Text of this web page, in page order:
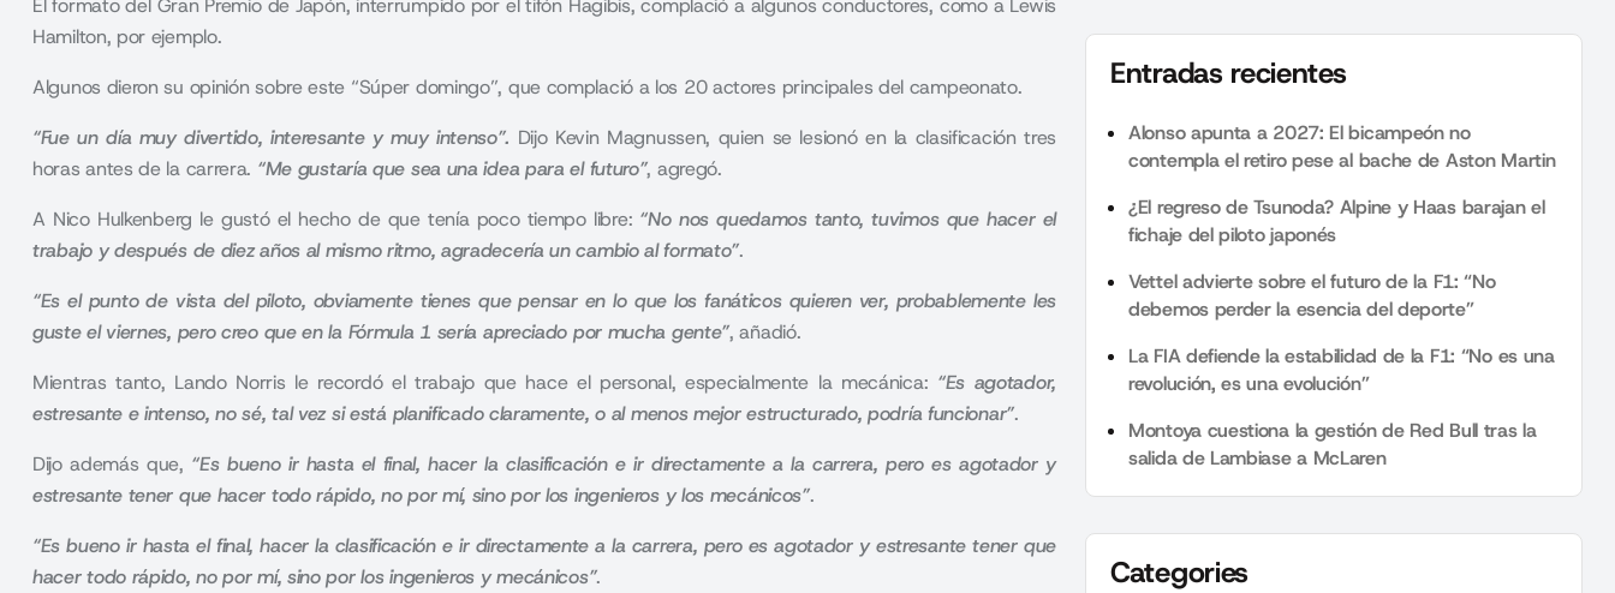
El formato del Gran Premio de Japón, interrumpido por el tifón Hagibis, complació a algunos conductores, como a Lewis
Hamilton, por ejemplo.
Algunos dieron su opinión sobre este “Súper domingo”, que complació a los 20 actores principales del campeonato.
“Fue un día muy divertido, interesante y muy intenso”. Dijo Kevin Magnussen, quien se lesionó en la clasificación tres
horas antes de la carrera. “Me gustaría que sea una idea para el futuro”, agregó.
A Nico Hulkenberg le gustó el hecho de que tenía poco tiempo libre: “No nos quedamos tanto, tuvimos que hacer el
trabajo y después de diez años al mismo ritmo, agradecería un cambio al formato”.
“Es el punto de vista del piloto, obviamente tienes que pensar en lo que los fanáticos quieren ver, probablemente les
guste el viernes, pero creo que en la Fórmula 1 sería apreciado por mucha gente”, añadió.
Mientras tanto, Lando Norris le recordó el trabajo que hace el personal, especialmente la mecánica: “Es agotador,
estresante e intenso, no sé, tal vez si está planificado claramente, o al menos mejor estructurado, podría funcionar”.
Dijo además que, “Es bueno ir hasta el final, hacer la clasificación e ir directamente a la carrera, pero es agotador y
estresante tener que hacer todo rápido, no por mí, sino por los ingenieros y los mecánicos”.
“Es bueno ir hasta el final, hacer la clasificación e ir directamente a la carrera, pero es agotador y estresante tener que
hacer todo rápido, no por mí, sino por los ingenieros y mecánicos”.
Entradas recientes
Alonso apunta a 2027: El bicampeón no
contempla el retiro pese al bache de Aston Martin
¿El regreso de Tsunoda? Alpine y Haas barajan el
fichaje del piloto japonés
Vettel advierte sobre el futuro de la F1: “No
debemos perder la esencia del deporte”
La FIA defiende la estabilidad de la F1: “No es una
revolución, es una evolución”
Montoya cuestiona la gestión de Red Bull tras la
salida de Lambiase a McLaren
Categories